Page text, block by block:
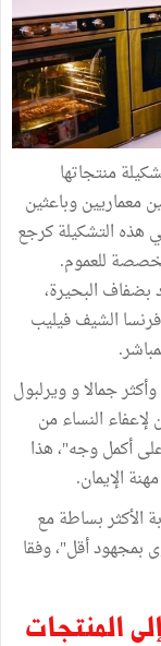
منتجاتها
معماريينوباعثين
هذه التشكيلةكرجع
للعموم.
بضفاف البحيرة،
فرنسا الشيففيليب
.
وأكثرجمالاوويرلبول
لإعفاء النساءمن
أكملوجه"،هذا
مهنة الإيمان.
الأكثربساطةمع
بمجهودأقل"،وفقا
إلى المنتجات